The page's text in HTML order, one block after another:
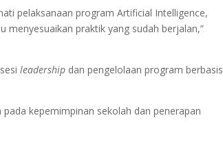
pelaksanaan program Artificial Intelligence,
menyesuaikan praktik yang sudah berjalan,”
sesileadership dan pengelolaan program berbasis
kepemimpinan sekolah dan penerapan